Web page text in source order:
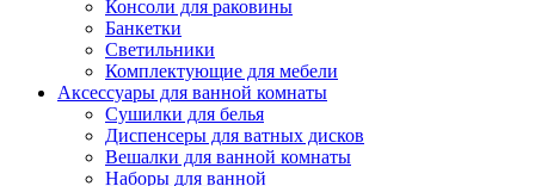
Консоли для раковины
Банкетки
Светильники
Комплектующие для мебели
Аксессуары для ванной комнаты
Сушилки для белья
Диспенсеры для ватных дисков
Вешалки для ванной комнаты
Наборы для ванной